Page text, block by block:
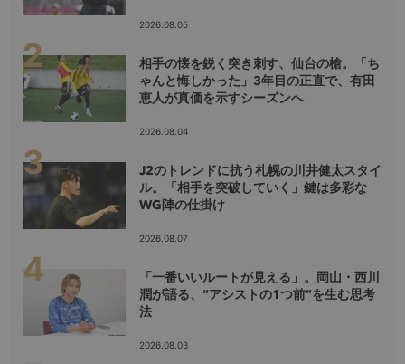
2026.08.05
相手の懐を鋭く突き刺す、仙台の槍。「ち
ゃんと悔しかった」3年目の正直で、有田
恵人が真価を示すシーズンへ
2026.08.04
J2のトレンドに抗う札幌の川井健太スタイ
ル。「相手を突破していく」鍵は多彩な
WG陣の仕掛け
2026.08.07
「一番いいルートが見える」。岡山・西川
潤が語る、“アシストの1つ前”を生む思考
法
2026.08.03